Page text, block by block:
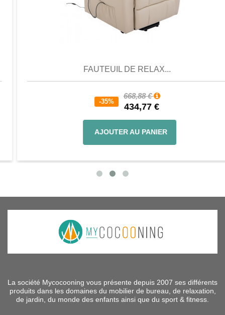
FAUTEUIL DE RELAX...
-35%
668,88 €
434,77 €
AJOUTER AU PANIER
La société Mycocooning vous présente depuis 2007 ses différents
produits dans les domaines du mobilier de bureau, de relaxation,
de jardin, du monde des enfants ainsi que du sport & fitness.